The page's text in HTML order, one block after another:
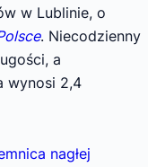
w Lublinie, o
. Niecodzienny
a
wynosi 2,4
nagłej